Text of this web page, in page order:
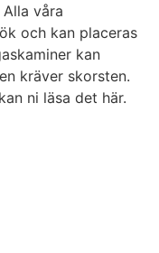
våra
och kan placeras
kan
kräver skorsten.
ni läsa det här.